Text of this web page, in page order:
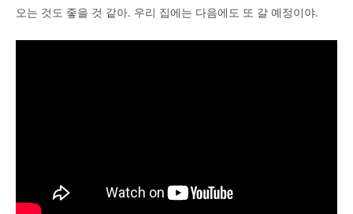
오는 것도 좋을 것 같아. 우리 집에는 다음에도 또 갈 예정이야.